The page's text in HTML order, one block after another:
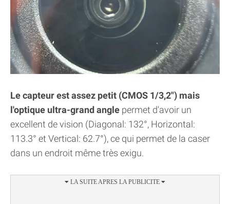
Le capteur est assez petit (CMOS 1/3,2") mais
l'optique ultra-grand angle permet d'avoir un
excellent de vision (Diagonal: 132°, Horizontal:
113.3° et Vertical: 62.7°), ce qui permet de la caser
dans un endroit même très exigu.